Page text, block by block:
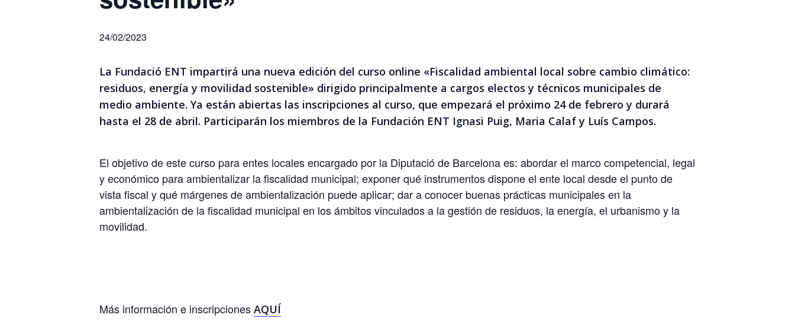
24/02/2023
La Fundació ENT impartirá una nueva edición del curso online «Fiscalidad ambiental local sobre cambio climático:
residuos, energía y movilidad sostenible» dirigido principalmente a cargos electos y técnicos municipales de
medio ambiente. Ya están abiertas las inscripciones al curso, que empezará el próximo 24 de febrero y durará
hasta el 28 de abril. Participarán los miembros de la Fundación ENT Ignasi Puig, Maria Calaf y Luís Campos.
El objetivo de este curso para entes locales encargado por la Diputació de Barcelona es: abordar el marco competencial, legal
y económico para ambientalizar la fiscalidad municipal; exponer qué instrumentos dispone el ente local desde el punto de
vista fiscal y qué márgenes de ambientalización puede aplicar; dar a conocer buenas prácticas municipales en la
ambientalización de la fiscalidad municipal en los ámbitos vinculados a la gestión de residuos, la energía, el urbanismo y la
movilidad.
Más información e inscripciones AQUÍ